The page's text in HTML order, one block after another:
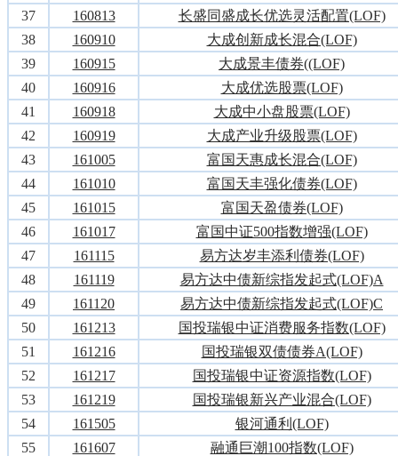
37
160813
长盛同盛成长优选灵活配置(LOF)
38
160910
大成创新成长混合(LOF)
39
160915
大成景丰债券((LOF)
40
160916
大成优选股票(LOF)
41
160918
大成中小盘股票(LOF)
42
160919
大成产业升级股票(LOF)
43
161005
富国天惠成长混合(LOF)
44
161010
富国天丰强化债券(LOF)
45
161015
富国天盈债券(LOF)
46
161017
富国中证500指数增强(LOF)
47
161115
易方达岁丰添利债券(LOF)
48
161119
易方达中债新综指发起式(LOF)A
49
161120
易方达中债新综指发起式(LOF)C
50
161213
国投瑞银中证消费服务指数(LOF)
51
161216
国投瑞银双债债券A(LOF)
52
161217
国投瑞银中证资源指数(LOF)
53
161219
国投瑞银新兴产业混合(LOF)
54
161505
银河通利(LOF)
55
161607
融通巨潮100指数(LOF)